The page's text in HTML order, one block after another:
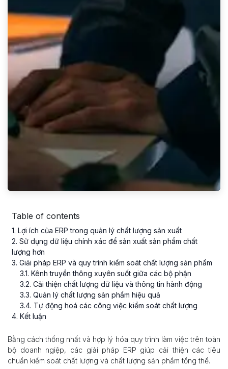
Table of contents
1. Lợi ích của ERP trong quản lý chất lượng sản xuất
2. Sử dụng dữ liệu chính xác để sản xuất sản phẩm chất
lượng hơn
3. Giải pháp ERP và quy trình kiểm soát chất lượng sản phẩm
3.1. Kênh truyền thông xuyên suốt giữa các bộ phận
3.2. Cải thiện chất lượng dữ liệu và thông tin hành động
3.3. Quản lý chất lượng sản phẩm hiệu quả
3.4. Tự động hoá các công việc kiểm soát chất lượng
4. Kết luận
Bằng cách thống nhất và hợp lý hóa quy trình làm việc trên toàn
bộ doanh ngiệp, các giải pháp ERP giúp cải thiện các tiêu
chuẩn kiểm soát chất lượng và chất lượng sản phẩm tổng thể.